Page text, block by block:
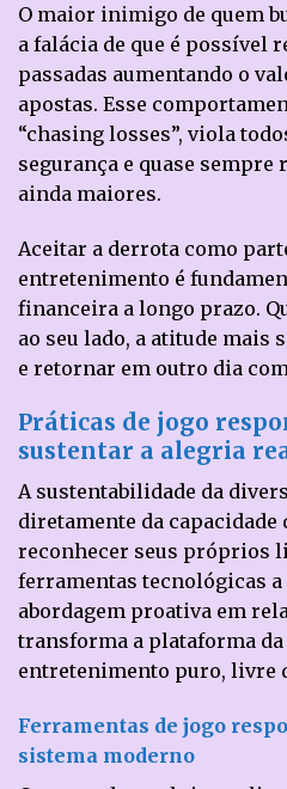
O maior inimigo de quem
a falácia de que é possível
passadas aumentando o
apostas. Esse
“chasing losses”, viola
segurança e quase
ainda maiores.
Aceitar a derrota como
entretenimento é
financeira a longo prazo.
ao seu lado, a atitude mais
e retornar em outro dia
Práticas de jogo
sustentar a alegria
A sustentabilidade da
diretamente da capacidade
reconhecer seus próprios
ferramentas tecnológicas a
abordagem proativa em
transforma a plataforma da
entretenimento puro, livre
Ferramentas de jogo
sistema moderno